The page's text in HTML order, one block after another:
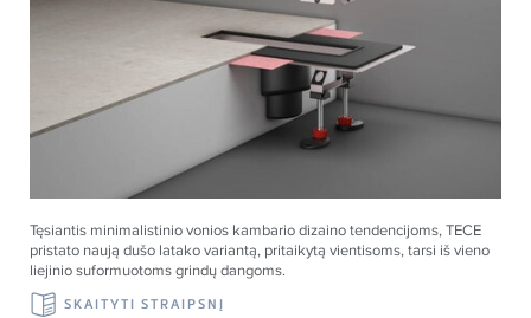
Tęsiantis minimalistinio vonios kambario dizaino tendencijoms,TECE
pristato naują dušo latako variantą, pritaikytą vientisoms, tarsi iš vieno
liejinio suformuotoms grindų dangoms.
SKAITYTI STRAIPSNĮ